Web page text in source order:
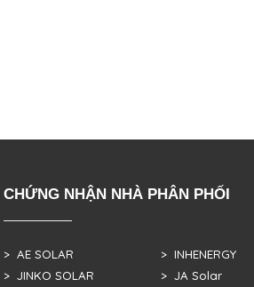
CHỨNG NHẬN NHÀ PHÂN PHỐI
> AE SOLAR
> JINKO SOLAR
> INHENERGY
> JA Solar